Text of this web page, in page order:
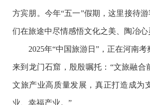
方宾朋。今年“五一”假期，这里接待游
们在旅途中尽情感悟文化之美、陶冶心
2025年“中国旅游日”，正在河南
来到龙门石窟，殷殷嘱托：“文旅融合
文旅产业高质量发展，真正打造成为
业、幸福产业。”